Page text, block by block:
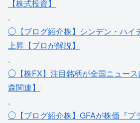
【株式投資】
.
◯【ブログ紹介株】シンデン・ハイ
上昇【プロが解説】
.
◯【株FX】注目銘柄が全国ニュース
森関連】
.
◯【ブログ紹介株】GFAが株価『プ